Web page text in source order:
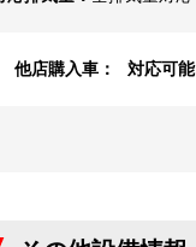
他店購入車： 対応可能